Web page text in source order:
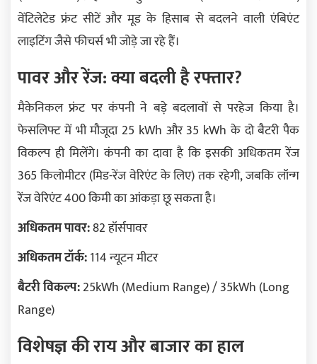
वेंटिलेटेड फ्रंट सीटें और मूड के हिसाब से बदलने वाली एंबिएंट
लाइटिंग जैसे फीचर्स भी जोड़े जा रहे हैं।
पावर और रेंज: क्या बदली है रफ्तार?
मैकेनिकल फ्रंट पर कंपनी ने बड़े बदलावों से परहेज किया है।
फेसलिफ्ट में भी मौजूदा 25 kWh और 35 kWh के दो बैटरी पैक
विकल्प ही मिलेंगे। कंपनी का दावा है कि इसकी अधिकतम रेंज
365 किलोमीटर (मिड-रेंज वेरिएंट के लिए) तक रहेगी, जबकि लॉन्ग
रेंज वेरिएंट 400 किमी का आंकड़ा छू सकता है।
अधिकतम पावर:82 हॉर्सपावर
अधिकतम टॉर्क:114 न्यूटन मीटर
बैटरी विकल्प:25kWh (Medium Range) / 35kWh (Long
Range)
विशेषज्ञ की राय और बाजार का हाल